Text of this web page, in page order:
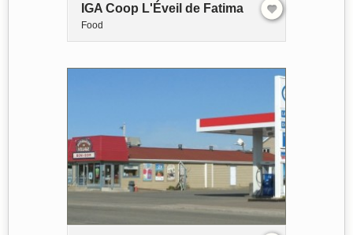
IGA Coop L'Éveil de Fatima
Food